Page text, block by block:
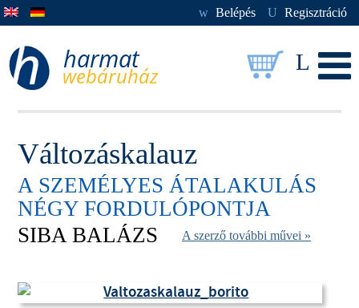
w Belépés U Regisztráció
L
Változáskalauz
A SZEMÉLYES ÁTALAKULÁS
NÉGY FORDULÓPONTJA
SIBA BALÁZS
A szerző további művei »